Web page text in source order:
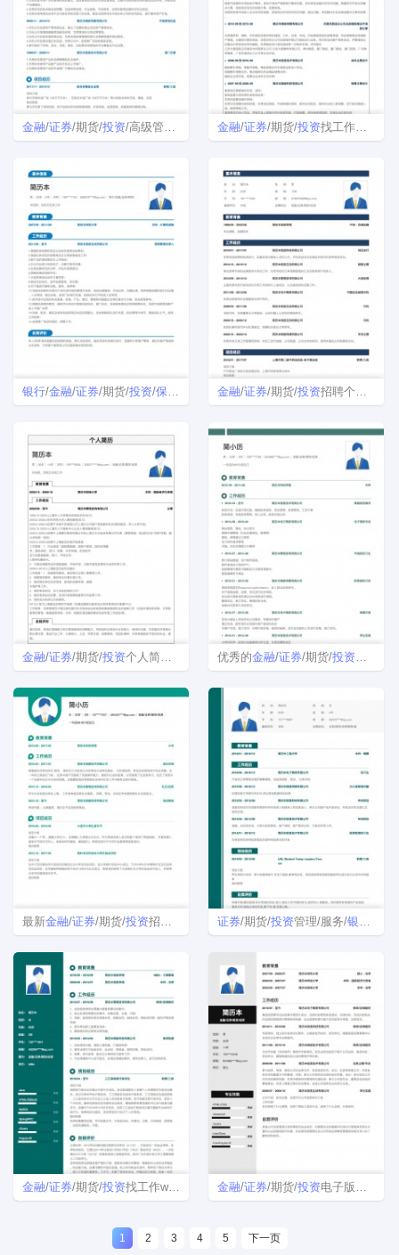
金融/证券/期货/投资/高级管理个人简历模板 金融/证券/期货/投资找工作免费简历模板
银行/金融/证券/期货/投资/保险 简历模板金融/证券/期货/投资招聘个人简历模板
金融/证券/期货/投资个人简历模板Word格式 优秀的金融/证券/期货/投资
最新金融/证券/期货/投资招聘免费简历模板样本 证券/期货/投资管理/服务/银行
金融/证券/期货/投资找工作word简历模板 金融/证券/期货/投资电子版简历模板
1 2 3 4 5 下一页